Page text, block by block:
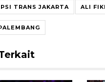
TRANS JAKARTA ALI